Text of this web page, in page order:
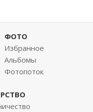
ФОТО
Избранное
Альбомы
Фотопоток